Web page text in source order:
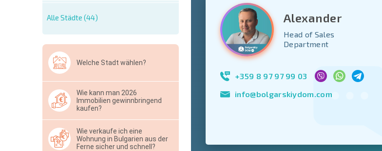
Alle Städte (44)
Welche Stadt wählen?
Wie kann man 2026
Immobilien gewinnbringend
kaufen?
Wie verkaufe ich eine
Wohnung in Bulgarien aus der
Ferne sicher und schnell?
* Benötigte Felder
Alexander
Head of Sales
Department
+359 8 97 97 99 03
info@bolgarskiydom.com